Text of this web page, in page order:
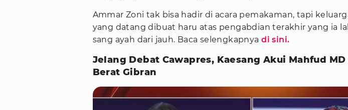
Ammar Zoni tak bisa hadir di acara pemakaman, tapi
yang datang dibuat haru atas pengabdian terakhir yang ia
sang ayah dari jauh. Baca selengkapnyadi sini.
Jelang Debat Cawapres, Kaesang Akui Mahfud
Berat Gibran